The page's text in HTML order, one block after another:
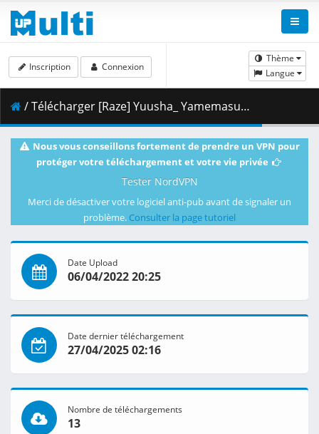
Thème
Langue
Inscription Connexion
/ Télécharger [Raze] Yuusha_ Yamemasu - 01 x265 10bit 1080p 144fps.mkv.003 ( 415.69 MB )
Nous vous conseillons fortement de prendre un VPN pour
protéger votre téléchargement et votre vie privée
Tester NordVPN
Merci de désactiver votre logiciel anti-pub avant de signaler un
problème. Consulter la page tutoriel
Date Upload
06/04/2022 20:25
Date dernier téléchargement
27/04/2025 02:16
Nombre de téléchargements
13